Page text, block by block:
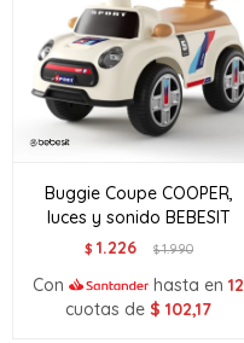
Buggie Coupe COOPER,
luces y sonido BEBESIT
$ 1.226 $1.990
Con hasta en 12
cuotas de $ 102,17